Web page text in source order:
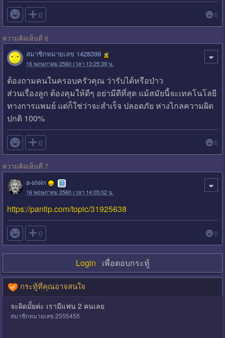
 0 0
ความคิดเห็นที่ 6
สมาชิกหมายเลข 1428399
16 พฤษภาคม 2560 เวลา 13:25:39 น.
ต้องถามคนในครอบครัวคุณ ว่ารับได้หรือป่าว
ส่วนเรื่องลูก ต้องคุมให้ดีๆ อย่ามีดีที่สุด แม้สมัยนี้จะเทคโนโลยี
ทางการแพมย์ แต่ก็ใช่ว่าจะสำเร็จ ปลอดภัย ห่างไกลความผิด
ปกติ 100%
 0 0
ความคิดเห็นที่ 7
a-stein
16 พฤษภาคม 2560 เวลา 14:05:02 น.
https://pantip.com/topic/31925638
 0 0
Login เพื่อตอบกระทู้
กระทู้ที่คุณอาจสนใจ
จะผิดมั้ยค่ะ เรามีแฟน 2 คนเลย
สมาชิกหมายเลข 2555455